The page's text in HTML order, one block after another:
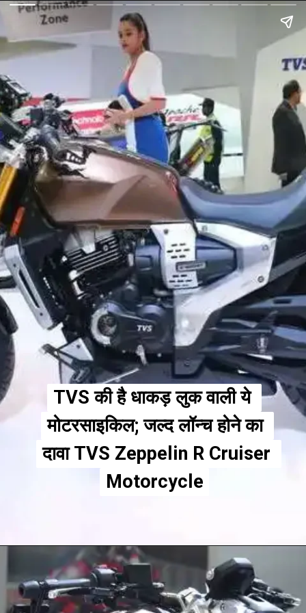
TVS की है धाकड़ लुक वाली ये
मोटरसाइकिल; जल्द लॉन्च होने का
दावा TVS Zeppelin R Cruiser
Motorcycle
TVS की है धाकड़ लुक वाली ये
मोटरसाइकिल; जल्द लॉन्च होने का
दावा TVS Zeppelin R Cruiser
Motorcycle